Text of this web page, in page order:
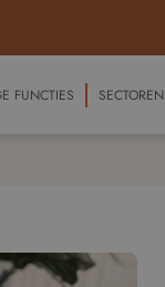
FUNCTIES SECTOREN